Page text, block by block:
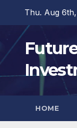
content
Thu. Aug
HOME